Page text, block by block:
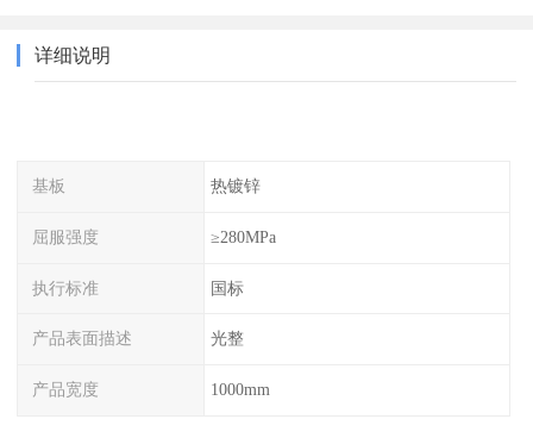
详细说明
基板 热镀锌
屈服强度 ≥280MPa
执行标准 国标
产品表面描述 光整
产品宽度 1000mm